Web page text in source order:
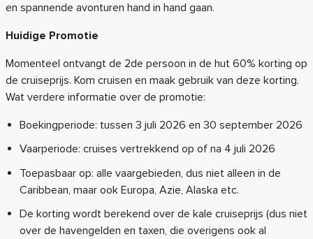
en spannende avonturen hand in hand gaan.
Huidige Promotie
Momenteel ontvangt de 2de persoon in de hut 60% korting op
de cruiseprijs. Kom cruisen en maak gebruik van deze korting.
Wat verdere informatie over de promotie:
Boekingperiode: tussen 3 juli 2026 en 30 september 2026
Vaarperiode: cruises vertrekkend op of na 4 juli 2026
Toepasbaar op: alle vaargebieden, dus niet alleen in de
Caribbean, maar ook Europa, Azie, Alaska etc.
De korting wordt berekend over de kale cruiseprijs (dus niet
over de havengelden en taxen, die overigens ook al